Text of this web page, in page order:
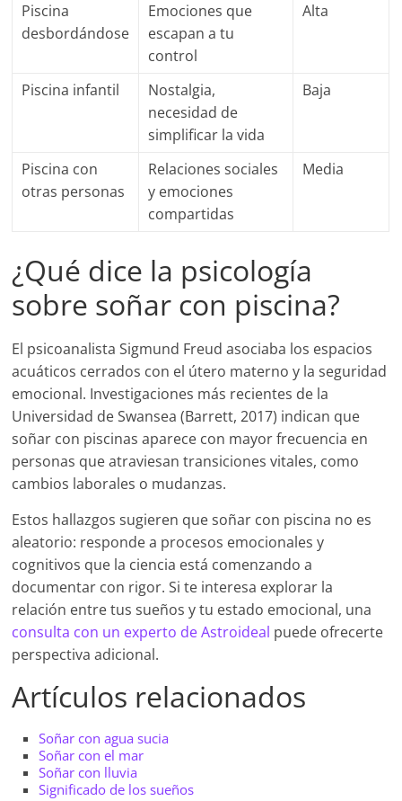
Piscina
desbordándose
Emociones que
escapan a tu
control
Alta
Piscina infantil
Nostalgia,
necesidad de
simplificar la vida
Baja
Piscina con
otras personas
Relaciones sociales
y emociones
compartidas
Media
¿Qué dice la psicología
sobre soñar con piscina?
El psicoanalista Sigmund Freud asociaba los espacios
acuáticos cerrados con el útero materno y la seguridad
emocional. Investigaciones más recientes de la
Universidad de Swansea (Barrett, 2017) indican que
soñar con piscinas aparece con mayor frecuencia en
personas que atraviesan transiciones vitales, como
cambios laborales o mudanzas.
Estos hallazgos sugieren que soñar con piscina no es
aleatorio: responde a procesos emocionales y
cognitivos que la ciencia está comenzando a
documentar con rigor. Si te interesa explorar la
relación entre tus sueños y tu estado emocional, una
consulta con un experto de Astroideal puede ofrecerte
perspectiva adicional.
Artículos relacionados
Soñar con agua sucia
Soñar con el mar
Soñar con lluvia
Significado de los sueños